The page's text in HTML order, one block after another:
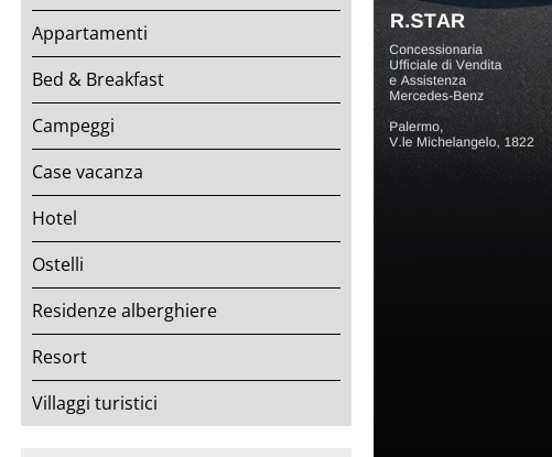
Appartamenti
Bed & Breakfast
Campeggi
Case vacanza
Hotel
Ostelli
Residenze alberghiere
Resort
Villaggi turistici